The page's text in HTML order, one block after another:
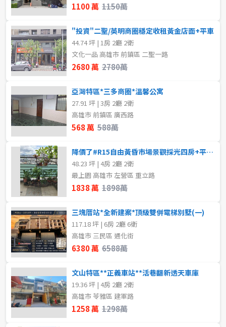
1100 萬 1150萬
"投資"二聖/英明商圈穩定收租黃金店面+平車
44.74 坪 | 1房 2廳 2衛
文化一品 高雄市 前鎮區 二聖一路
2680 萬 2780萬
亞灣特區*三多商圈*溫馨公寓
27.91 坪 | 3房 2廳 2衛
高雄市 前鎮區 廣西路
568 萬 588萬
降價了#R15自由黃昏市場景觀採光四房+平車#陽台進出
48.23 坪 | 4房 2廳 2衛
最上園 高雄市 左營區 重立路
1838 萬 1898萬
三塊厝站*全新建案*頂級雙併電梯別墅(一)
117.18 坪 | 6房 2廳 6衛
高雄市 三民區 通化街
6380 萬 6588萬
文山特區**正義車站**活巷翻新透天車庫
19.36 坪 | 4房 2廳 2衛
高雄市 苓雅區 建軍路
1258 萬 1298萬